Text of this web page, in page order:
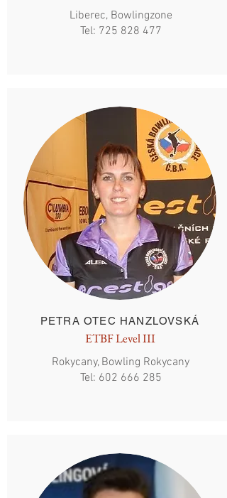
Liberec, Bowlingzone
Tel: 725 828 477
PETRA OTEC HANZLOVSKÁ
ETBF Level III
Rokycany, Bowling Rokycany
Tel: 602 666 285